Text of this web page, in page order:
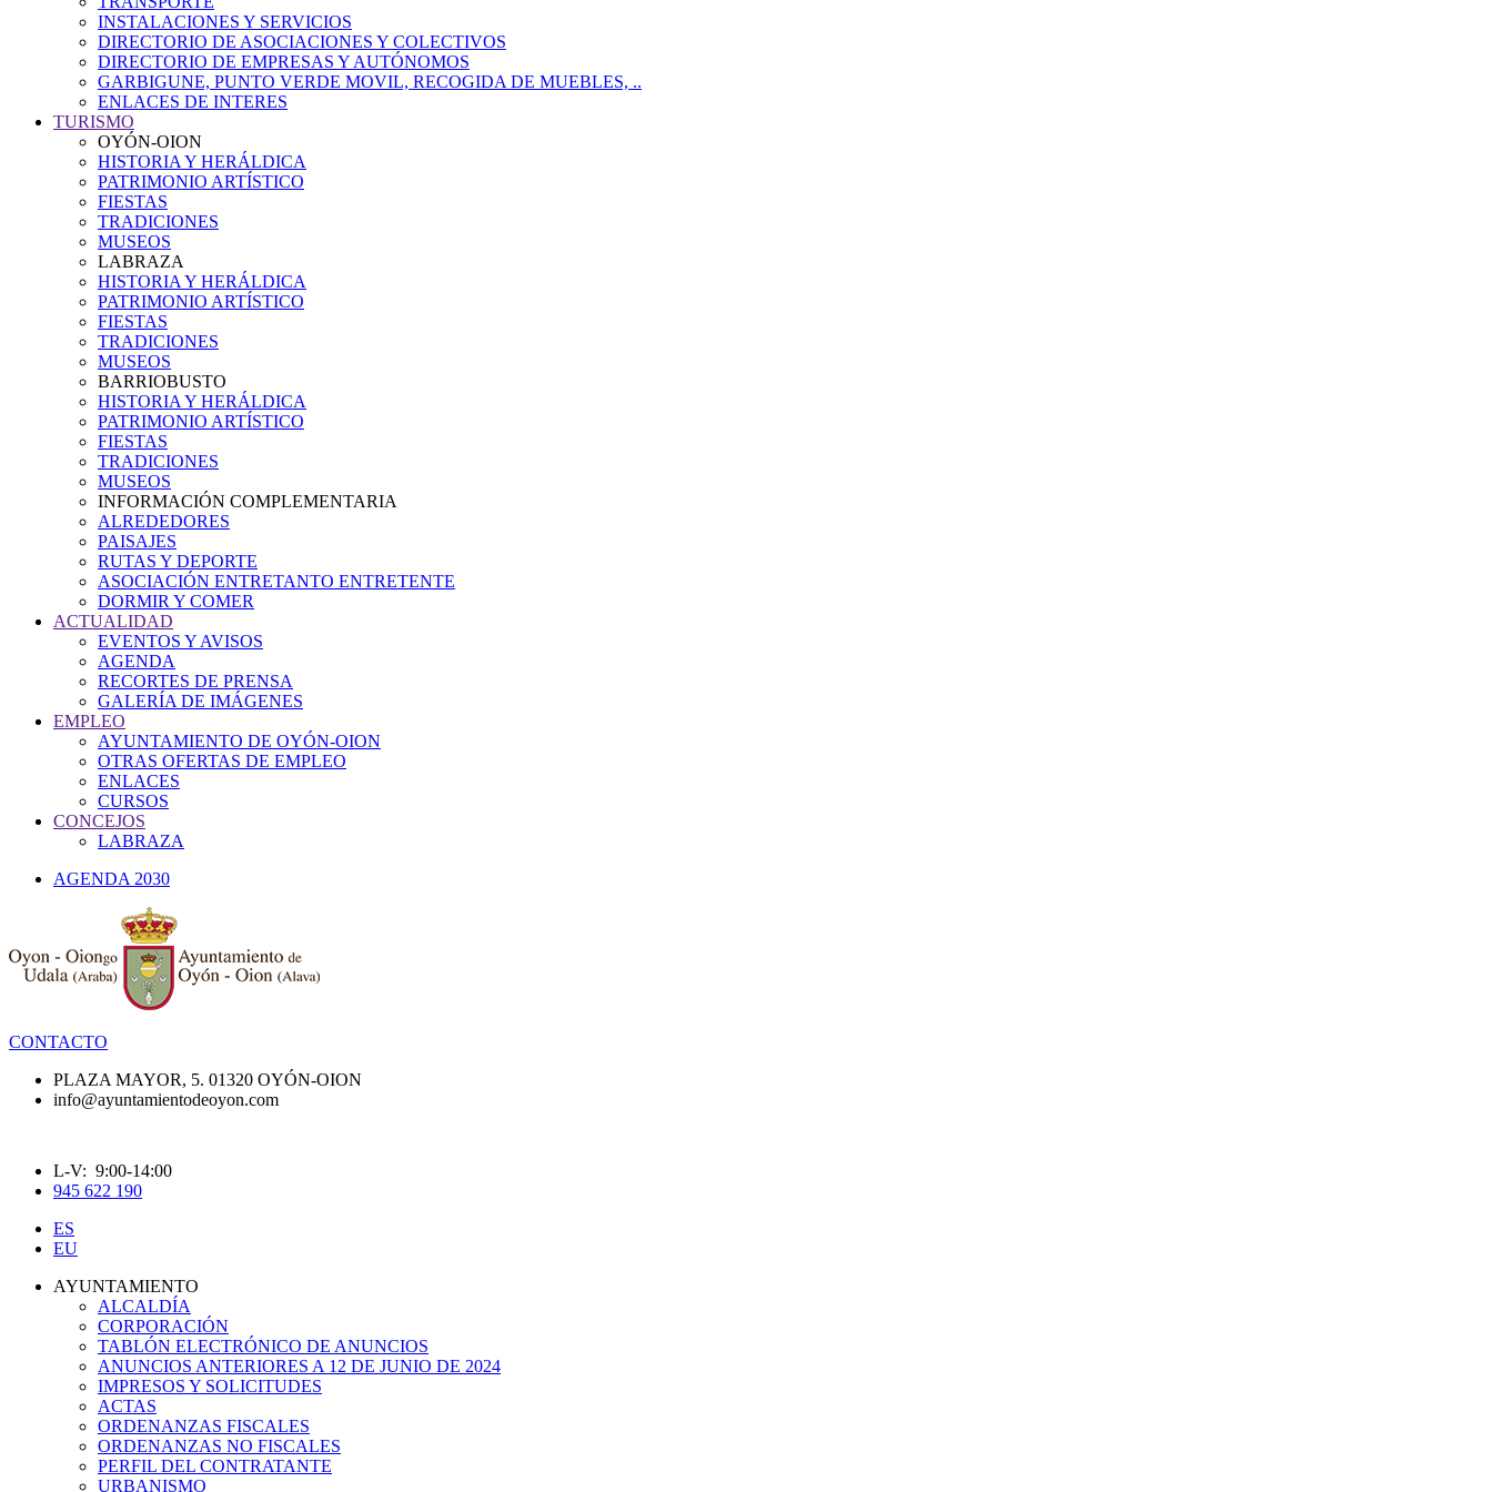
INSTALACIONES Y SERVICIOS
DIRECTORIO DE ASOCIACIONES Y COLECTIVOS
DIRECTORIO DE EMPRESAS Y AUTÓNOMOS
GARBIGUNE, PUNTO VERDE MOVIL, RECOGIDA DE MUEBLES, ..
ENLACES DE INTERES
TURISMO
OYÓN-OION
HISTORIA Y HERÁLDICA
PATRIMONIO ARTÍSTICO
FIESTAS
TRADICIONES
MUSEOS
LABRAZA
HISTORIA Y HERÁLDICA
PATRIMONIO ARTÍSTICO
FIESTAS
TRADICIONES
MUSEOS
BARRIOBUSTO
HISTORIA Y HERÁLDICA
PATRIMONIO ARTÍSTICO
FIESTAS
TRADICIONES
MUSEOS
INFORMACIÓN COMPLEMENTARIA
ALREDEDORES
PAISAJES
RUTAS Y DEPORTE
ASOCIACIÓN ENTRETANTO ENTRETENTE
DORMIR Y COMER
ACTUALIDAD
EVENTOS Y AVISOS
AGENDA
RECORTES DE PRENSA
GALERÍA DE IMÁGENES
EMPLEO
AYUNTAMIENTO DE OYÓN-OION
OTRAS OFERTAS DE EMPLEO
ENLACES
CURSOS
CONCEJOS
LABRAZA
AGENDA 2030
CONTACTO
PLAZA MAYOR, 5. 01320 OYÓN-OION
info@ayuntamientodeoyon.com
L-V: 9:00-14:00
945 622 190
ES
EU
AYUNTAMIENTO
ALCALDÍA
CORPORACIÓN
TABLÓN ELECTRÓNICO DE ANUNCIOS
ANUNCIOS ANTERIORES A 12 DE JUNIO DE 2024
IMPRESOS Y SOLICITUDES
ACTAS
ORDENANZAS FISCALES
ORDENANZAS NO FISCALES
PERFIL DEL CONTRATANTE
URBANISMO